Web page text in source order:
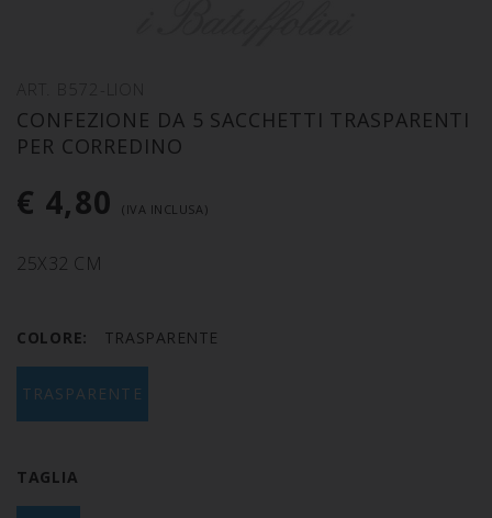
CONFEZIONE DA 5 SACCHETTI TRASPARENTI
PER CORREDINO
€ 4,80 (IVA INCLUSA)
25X32 CM
COLORE: TRASPARENTE
TRASPARENTE
TAGLIA